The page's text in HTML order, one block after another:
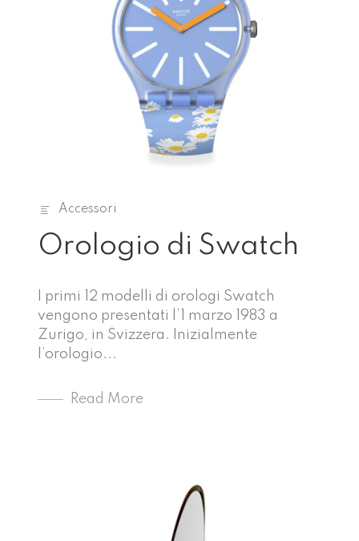
Accessori
Orologio di Swatch
I primi 12 modelli di orologi Swatch
vengono presentati l’1 marzo 1983 a
Zurigo, in Svizzera. Inizialmente
l’orologio...
Read More